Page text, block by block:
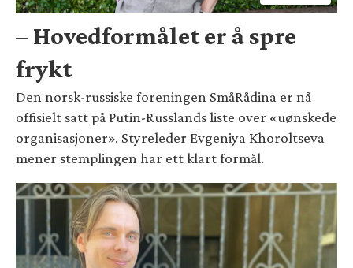
– Hovedformålet er å spre
frykt
Den norsk-russiske foreningen SmåRådina er nå
offisielt satt på Putin-Russlands liste over «uønskede
organisasjoner». Styreleder Evgeniya Khoroltseva
mener stemplingen har ett klart formål.